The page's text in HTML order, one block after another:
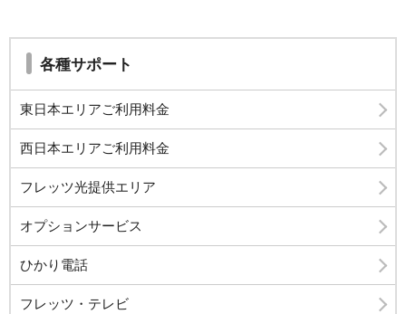
各種サポート
東日本エリアご利用料金
西日本エリアご利用料金
フレッツ光提供エリア
オプションサービス
ひかり電話
フレッツ・テレビ